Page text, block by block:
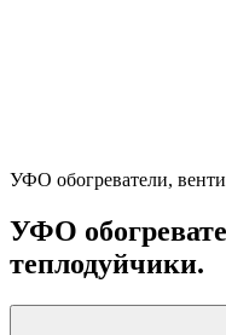
УФО обогреватели,
УФО
теплодуйчики.